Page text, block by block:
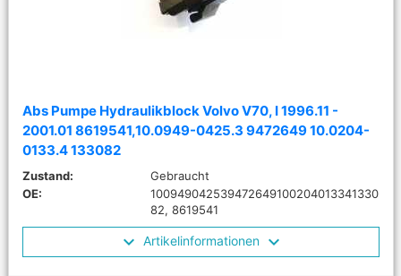
Abs Pumpe Hydraulikblock Volvo V70, I 1996.11 -
2001.01 8619541,10.0949-0425.3 9472649 10.0204-
0133.4 133082
Zustand:
Gebraucht
OE:
100949042539472649100204013341330
82, 8619541
Artikelinformationen